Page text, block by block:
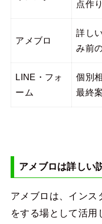
点作り
アメブロ
詳し
み前
LINE・フォ
ーム
個別
最終
アメブロは詳しい
アメブロは、インス
をする場として活用